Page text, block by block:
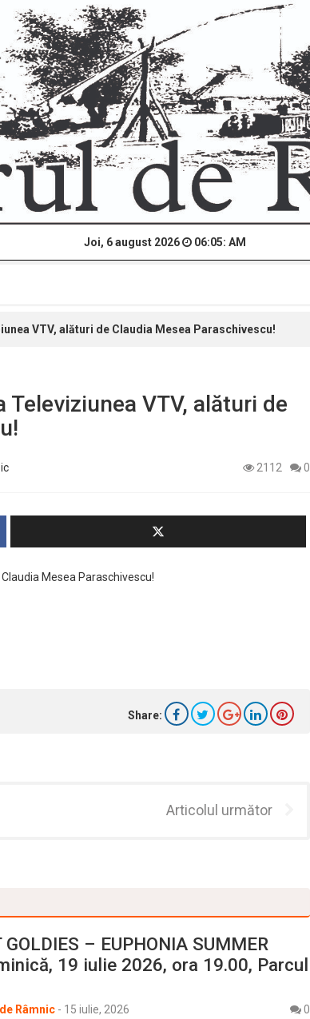
Joi, 6 august 2026 06:05: AM
VTV, alături de Claudia Mesea Paraschivescu!
VTV, alături de
2112 0
Mesea Paraschivescu!
Share:
Articolul următor
GOLDIES – EUPHONIA SUMMER
19 iulie 2026, ora 19.00, Parcul
Râmnic - 15 iulie, 2026
0